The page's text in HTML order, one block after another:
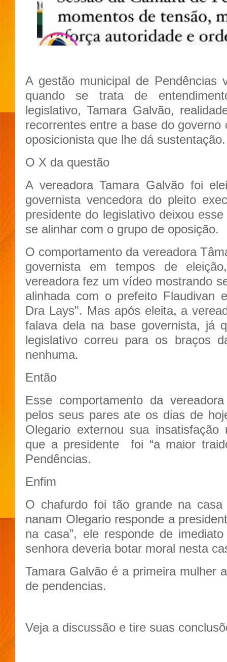
A gestão municipal de Pendências
quando se trata de
legislativo, Tamara Galvão,
recorrentes entre a base do
oposicionista que lhe dá sustentação.
O X da questão
A vereadora Tamara Galvão foi
governista vencedora do pleito
presidente do legislativo deixou
se alinhar com o grupo de oposição.
O comportamento da vereadora
governista em tempos de
vereadora fez um vídeo mostrando
alinhada com o prefeito Flaudivan
Dra Lays". Mas após eleita, a
falava dela na base governista, já
legislativo correu para os braços
nenhuma.
Então
Esse comportamento da
pelos seus pares ate os dias de
Olegario externou sua
que a presidente
foi “a maior
Pendências.
Enfim
O chafurdo foi tão grande na
nanam Olegario responde a
na casa”, ele responde de
senhora deveria botar moral nesta
Tamara Galvão é a primeira mulher
de pendencias.
Veja a discussão e tire suas